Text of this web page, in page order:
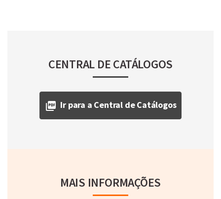
CENTRAL DE CATÁLOGOS
Ir para a Central de Catálogos
MAIS INFORMAÇÕES